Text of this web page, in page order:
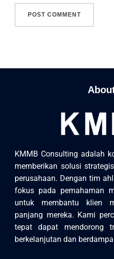
KMMB Consulting adalah
memberikan solusi
perusahaan. Dengan tim
fokus pada pemahaman
untuk membantu klien
panjang mereka. Kami
tepat dapat mendorong
berkelanjutan dan